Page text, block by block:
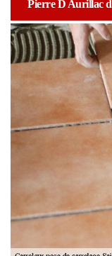
Pierre D Aurillac